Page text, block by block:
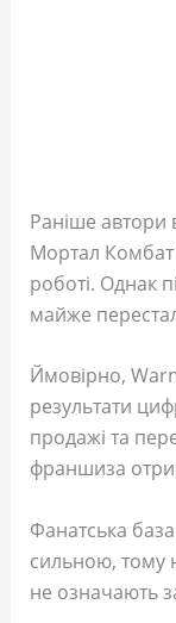
Раніше автори
Мортал Комбат
роботі. Однак
майже
Ймовірно,
результати
продажі та
франшиза
Фанатська
сильною, тому
не означають